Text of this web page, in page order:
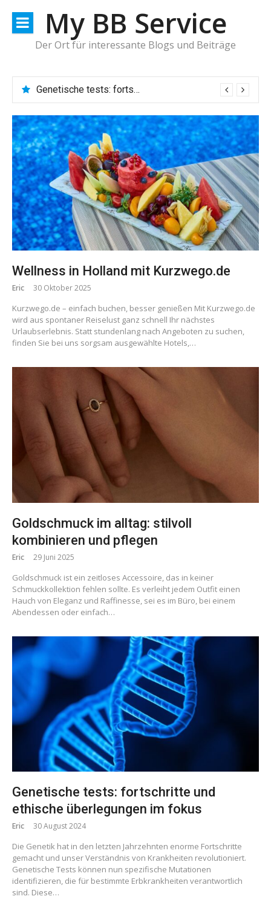
zum
Inhalt
My BB Service
Der Ort für interessante Blogs und Beiträge
Genetische tests: fortschritte und ethische überlegungen im fokus
Dna-tests: einfluss auf gesundheit und persönliche identität
Wellness in Holland mit Kurzwego.de
Eric 30 Oktober 2025
Kurzwego.de – einfach buchen, besser genießen Mit Kurzwego.de
wird aus spontaner Reiselust ganz schnell Ihr nächstes
Urlaubserlebnis. Statt stundenlang nach Angeboten zu suchen,
finden Sie bei uns sorgsam ausgewählte Hotels,…
Goldschmuck im alltag: stilvoll
kombinieren und pflegen
Eric 29 Juni 2025
Goldschmuck ist ein zeitloses Accessoire, das in keiner
Schmuckkollektion fehlen sollte. Es verleiht jedem Outfit einen
Hauch von Eleganz und Raffinesse, sei es im Büro, bei einem
Abendessen oder einfach…
Genetische tests: fortschritte und
ethische überlegungen im fokus
Eric 30 August 2024
Die Genetik hat in den letzten Jahrzehnten enorme Fortschritte
gemacht und unser Verständnis von Krankheiten revolutioniert.
Genetische Tests können nun spezifische Mutationen
identifizieren, die für bestimmte Erbkrankheiten verantwortlich
sind. Diese…